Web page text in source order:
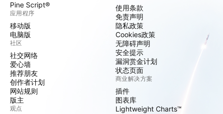
Pine Script®
应用程序
移动版
电脑版
社区
社交网络
爱心墙
推荐朋友
创作者计划
网站规则
版主
观点
使用条款
免责声明
隐私政策
Cookies政策
无障碍声明
安全提示
漏洞赏金计划
状态页面
商业解决方案
插件
图表库
Lightweight Charts™